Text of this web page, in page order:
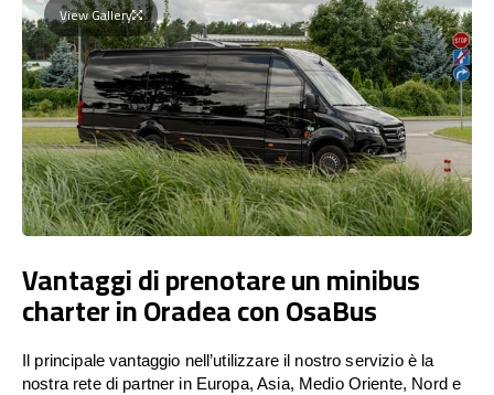
View Gallery
Vantaggi di prenotare un minibus
charter in Oradea con OsaBus
Il principale vantaggio nell’utilizzare il nostro servizio è la
nostra rete di partner in Europa, Asia, Medio Oriente, Nord e